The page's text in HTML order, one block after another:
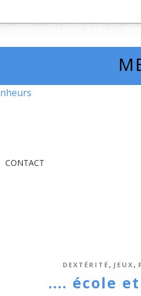
CONTACT
DEXTÉRITÉ , JEUX ,
.... école